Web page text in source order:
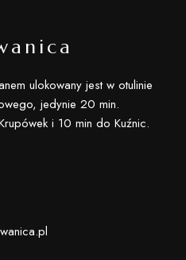
ulokowany jest w otulinie
jedynie 20 min.
i 10 min do Kuźnic.